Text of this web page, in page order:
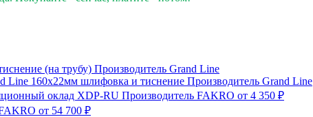
(на трубу) Производитель Grand Line
Line 160х22мм шлифовка и тиснение Производитель Grand Line
оклад XDP-RU Производитель FAKRO от 4 350 ₽
от 54 700 ₽